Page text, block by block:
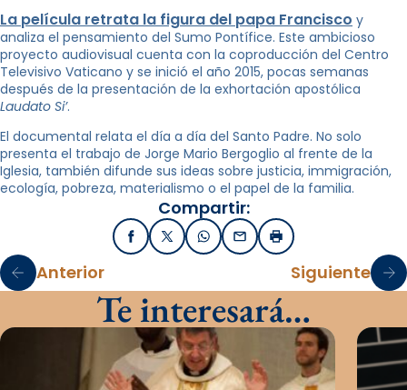
La película retrata la figura del papa Francisco y
analiza el pensamiento del Sumo Pontífice. Este ambicioso
proyecto audiovisual cuenta con la coproducción del Centro
Televisivo Vaticano y se inició el año 2015, pocas semanas
después de la presentación de la exhortación apostólica
Laudato Si’.
El documental relata el día a día del Santo Padre. No solo
presenta el trabajo de Jorge Mario Bergoglio al frente de la
Iglesia, también difunde sus ideas sobre justicia, immigración,
ecología, pobreza, materialismo o el papel de la familia.
Compartir:
FacebookX / TwitterWhatsApp
EmailImprimir
Anterior Siguiente
Te interesará…